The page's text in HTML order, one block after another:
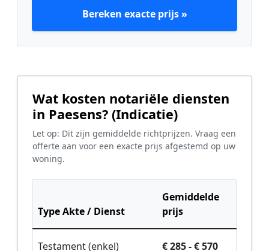
Bereken exacte prijs »
Wat kosten notariële diensten
in Paesens? (Indicatie)
Let op: Dit zijn gemiddelde richtprijzen. Vraag een
offerte aan voor een exacte prijs afgestemd op uw
woning.
Type Akte / Dienst
Gemiddelde
prijs
Testament (enkel) € 285 - € 570